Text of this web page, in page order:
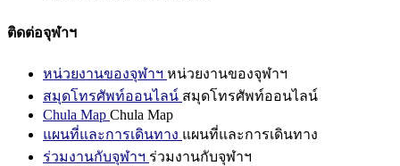
ติดต่อจุฬาฯ
หน่วยงานของจุฬาฯ หน่วยงานของจุฬาฯ
สมุดโทรศัพท์ออนไลน์ สมุดโทรศัพท์ออนไลน์
Chula Map Chula Map
แผนที่และการเดินทาง แผนที่และการเดินทาง
ร่วมงานกับจุฬาฯ ร่วมงานกับจุฬาฯ